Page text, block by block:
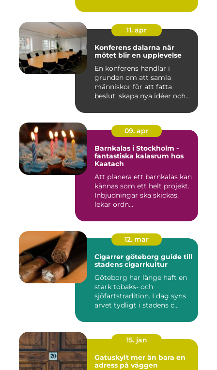
11. apr
Konferens dalarna när
mötet blir en upplevelse
En konferens handlar i
grunden om att samla
människor för att fatta
beslut, skapa nya idéer och
09. apr
Barnkalas i Stockholm -
fantastiska kalasrum hos
Kaatach
Att planera ett barnkalas kan
kännas som ett helt projekt.
Inbjudningar ska skickas,
lekar ordn...
12. mar
Cigarrer göteborg guide till
stadens cigarrkultur
Göteborg har länge haft en
stark tobaks- och
sjöfartstradition. I dag syns
arvet tydligt i stadens c...
15. jan
Gatuskylt mer än bara en
adress på väggen